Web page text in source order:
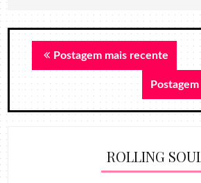
Postagem mais recente
ROLLING